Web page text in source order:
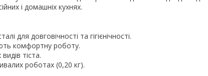
і домашніх кухнях.
для довговічності та гігієнічності.
комфортну роботу.
тіста.
роботах (0,20 кг).